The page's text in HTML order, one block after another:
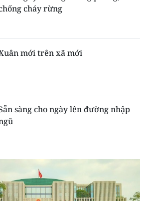
- MỖI XÃ
cháy rừng
mới trên xã mới
sàng cho ngày lên đường nhập